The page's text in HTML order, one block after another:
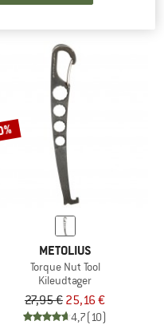
METOLIUS
Torque Nut Tool
Kileudtager
27,95 € 25,16 €
4,7(10)